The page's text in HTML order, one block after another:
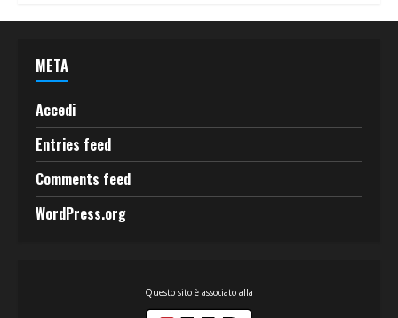
META
Accedi
Entries feed
Comments feed
WordPress.org
Questo sito è associato alla